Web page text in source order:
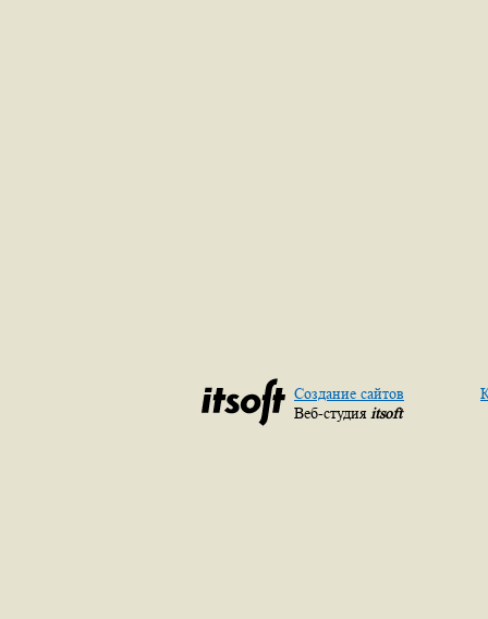
Создание сайтов
Веб-студия itsoft